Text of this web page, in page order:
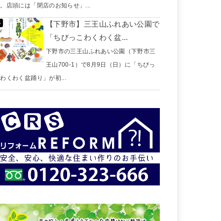
店頭には「閉店のお知らせ」...
【下野市】三王山ふれあい公園で
「ちびっこわくわく盆...
下野市の三王山ふれあい公園（下野市三
王山700-1）で8月9日（日）に「ちびっ
くわく盆踊り」が初...